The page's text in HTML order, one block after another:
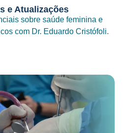
e Atualizações
sobre saúde feminina e
com Dr. Eduardo Cristófoli.